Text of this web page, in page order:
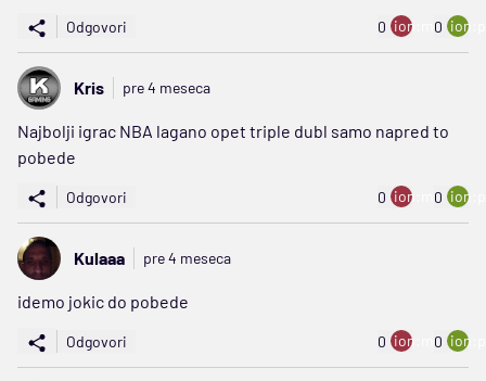
Odgovori 0 ion:minus
0
Kris pre 4 meseca
Najbolji igrac NBA lagano opet triple dubl samo napred to
pobede
Odgovori 0 ion:minus
0
Kulaaa pre 4 meseca
idemo jokic do pobede
Odgovori 0 ion:minus
0